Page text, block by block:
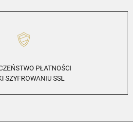
PŁATNOŚCI
SZYFROWANIU SSL